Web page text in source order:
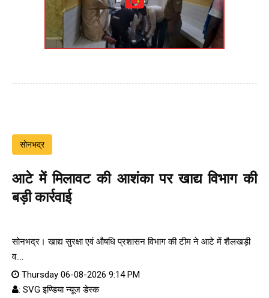
सोनभद्र
आटे में मिलावट की आशंका पर खाद्य विभाग की
बड़ी कार्रवाई
सोनभद्र। खाद्य सुरक्षा एवं औषधि प्रशासन विभाग की टीम ने आटे में शैलखड़ी
व....
Thursday 06-08-2026 9:14 PM
: SVG इण्डिया न्यूज डेस्क